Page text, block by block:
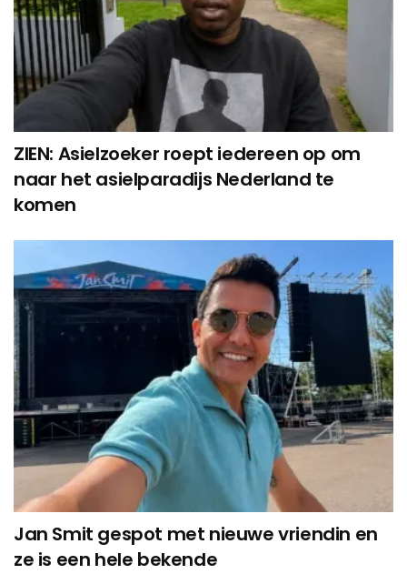
ZIEN: Asielzoeker roept iedereen op om
naar het asielparadijs Nederland te
komen
Jan Smit gespot met nieuwe vriendin en
ze is een hele bekende